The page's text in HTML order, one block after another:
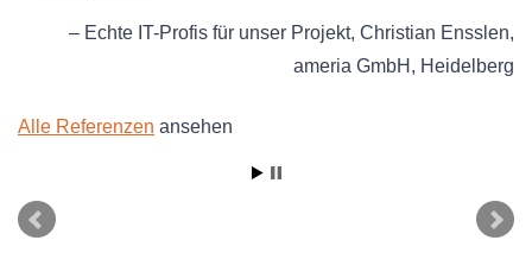
Echte IT-Profis für unser Projekt Christian Ensslen
ameria GmbH
Heidelberg
Alle Referenzen ansehen